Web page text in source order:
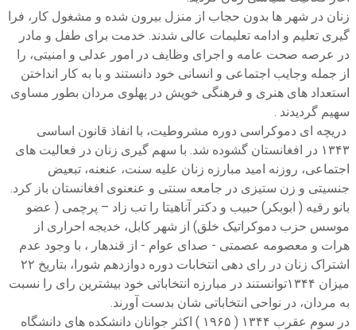
زنان در شهر ها بدون حجاب از منزل بیرون شده و مشغول کار، فرا
گیری تعلیم و ادامه تعلیمات عالی شدند. خدمت برای طفل و مادر
در عرصه صحت عامه و اجرای وظایف در امور عدلی و امنیتی، را
از جمله وجایب اجتماعی و انسانی خود دانستند و با به کار انداختن
استعداد های هنری و فرهنگی خویش در پهلوی مردان بطور مساوی
سهیم گردیدند .
دریچه ای دموکراسی دوره مشروطیت، با انفاذ قانون اساسی
۱۳۴۳ در افغانستان گشوده شد. با سهم گیری زنان در فعالیت های
اجتماعی، روزنه امید مبارزه زنان علیه سنت، عنعنه، تبعیض
جنسیتی و زن ستیزی در جامعه سنتی و عنعنوی افغانستان باز کرد.
بانو رقیه ( ابوبکر) حبیب و دکتر آناهیتا را تب زاد – پرچمی ( عضو
موسس حزب دموکراتیک خلق) از شهر کابل، خدیجه احراری از
هرات و معصومه عصمتی - صدای عوام - از قندهار ، با وجود عدم
اشتراک زنان در رای دهی انتخابات دوره دوازدهم شورا، بتاریخ ۲۲
میزان ۱۳۴۴توانستند در مبارزه انتخاباتی خود بیشترین رای را نسبت
به مردان، در نواحی انتخاباتی شان بدست آورند.
در سوم عقرب ۱۳۴۴ ( ۱۹۶۵ ) اکثر جوانان دانشکده های دانشگاه